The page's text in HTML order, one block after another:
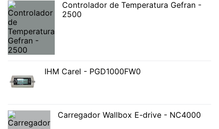
Controlador de Temperatura Gefran -
2500
IHM Carel - PGD1000FW0
Carregador Wallbox E-drive - NC4000